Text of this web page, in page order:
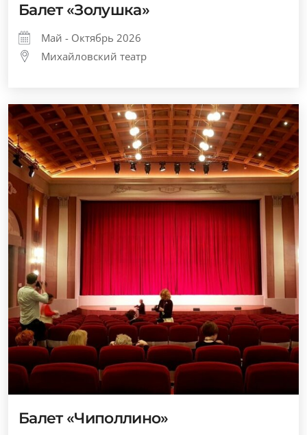
Балет «Золушка»
Май - Октябрь 2026
Михайловский театр
Балет «Чиполлино»